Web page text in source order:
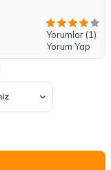
Yorumlar (1)
Yorum Yap